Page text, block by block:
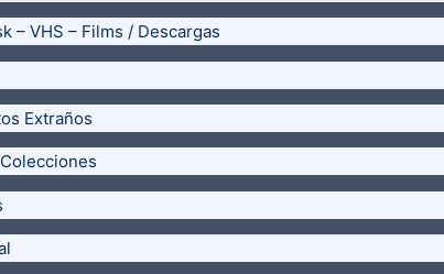
– VHS – Films / Descargas
Extraños